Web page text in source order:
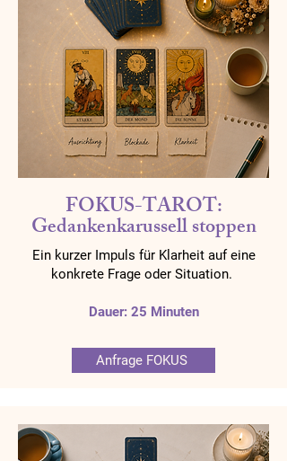
FOKUS-TAROT:
Gedankenkarussell stoppen
Ein kurzer Impuls für Klarheit auf eine
konkrete Frage oder Situation.
Dauer: 25 Minuten
Anfrage FOKUS